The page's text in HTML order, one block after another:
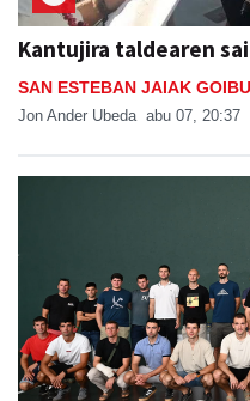
Kantujira taldearen
SAN ESTEBAN JAIAK
Jon Ander Ubeda abu 07, 20:37